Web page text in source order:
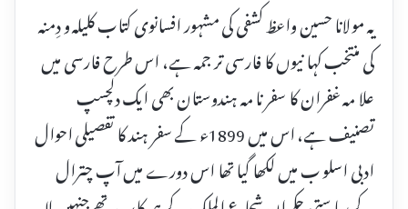
یہ مولانا حسین واعظ کشفی کی مشہور افسانوی کتاب کلیلہ و دِمنہ
کی منتخب کہا نیوں کا فارسی تر جمہ ہے، اس طرح فارسی میں
علا مہ غفران کا سفر نا مہ ہندوستان بھی ایک دلچسپ
تصنیف ہے، اس میں 1899ء کے سفر ہند کا تفصیلی احوال
ادبی اسلو ب میں لکھا گیا تھا اس دورے میں آپ چترال